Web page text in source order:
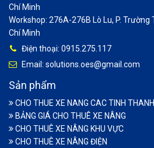
Chí Minh
Workshop: 276A-276B Lò Lu, P. Trường
Chí Minh
Điện thoại: 0915.275.117
Email: solutions.oes@gmail.com
Sản phẩm
CHO THUE XE NANG CAC TINH THANH
BẢNG GIÁ CHO THUÊ XE NÂNG
CHO THUÊ XE NÂNG KHU VỰC
CHO THUÊ XE NÂNG ĐIỆN